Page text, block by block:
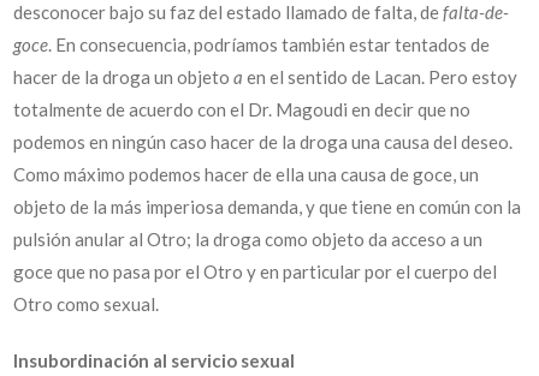
desconocer bajo su faz del estado llamado de falta, defalta-de-
goce. En consecuencia, podríamos también estar tentados de
hacer de la droga un objetoa en el sentido de Lacan. Pero estoy
totalmente de acuerdo con el Dr. Magoudi en decir que no
podemos en ningún caso hacer de la droga una causa del deseo.
Como máximo podemos hacer de ella una causa de goce, un
objeto de la más imperiosa demanda, y que tiene en común con la
pulsión anular al Otro; la droga como objeto da acceso a un
goce que no pasa por el Otro y en particular por el cuerpo del
Otro como sexual.
Insubordinación al servicio sexual